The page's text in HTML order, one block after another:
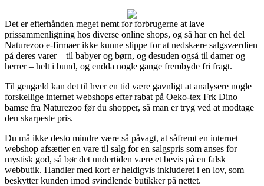
Det er efterhånden meget nemt for forbrugerne at lave
prissammenligning hos diverse online shops, og så har en hel del
Naturezoo e-firmaer ikke kunne slippe for at nedskære salgsværdien
på deres varer – til babyer og børn, og desuden også til damer og
herrer – helt i bund, og endda nogle gange frembyde fri fragt.
Til gengæld kan det til hver en tid være gavnligt at analysere nogle
forskellige internet webshops efter rabat på Oeko-tex Frk Dino
bamse fra Naturezoo før du shopper, så man er tryg ved at modtage
den skarpeste pris.
Du må ikke desto mindre være så påvagt, at såfremt en internet
webshop afsætter en vare til salg for en salgspris som anses for
mystisk god, så bør det undertiden være et bevis på en falsk
webbutik. Handler med kort er heldigvis inkluderet i en lov, som
beskytter kunden imod svindlende butikker på nettet.